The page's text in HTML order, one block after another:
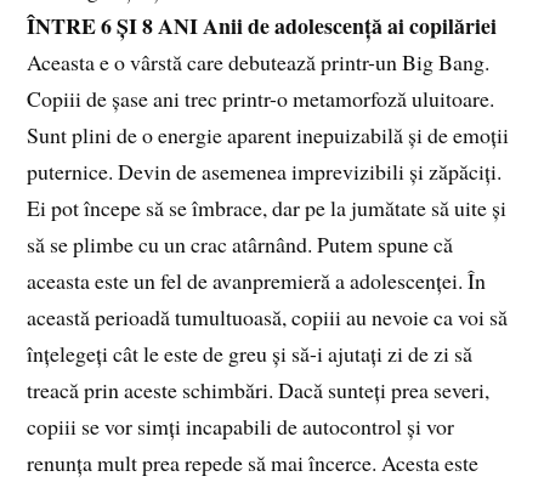
ÎNTRE 6 ȘI 8 ANIAnii de adolescență ai copilăriei
Aceasta e o vârstă care debutează printr-un Big Bang.
Copiii de șase ani trec printr-o metamorfoză uluitoare.
Sunt plini de o energie aparent inepuizabilă și de emoții
puternice. Devin de asemenea imprevizibili și zăpăciți.
Ei pot începe să se îmbrace, dar pe la jumătate să uite și
să se plimbe cu un crac atârnând. Putem spune că
aceasta este un fel de avanpremieră a adolescenței. În
această perioadă tumultuoasă, copiii au nevoie ca voi să
înțelegeți cât le este de greu și să-i ajutați zi de zi să
treacă prin aceste schimbări. Dacă sunteți prea severi,
copiii se vor simți incapabili de autocontrol și vor
renunța mult prea repede să mai încerce. Acesta este